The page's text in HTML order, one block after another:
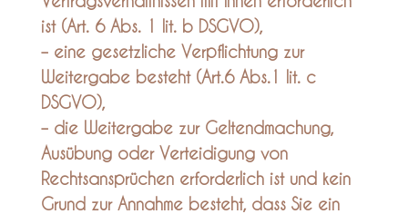
ist (Art. 6 Abs. 1 lit. b DSGVO),
– eine gesetzliche Verpflichtung zur
Weitergabe besteht (Art.6 Abs.1 lit. c
DSGVO),
– die Weitergabe zur Geltendmachung,
Ausübung oder Verteidigung von
Rechtsansprüchen erforderlich ist und kein
Grund zur Annahme besteht, dass Sie ein